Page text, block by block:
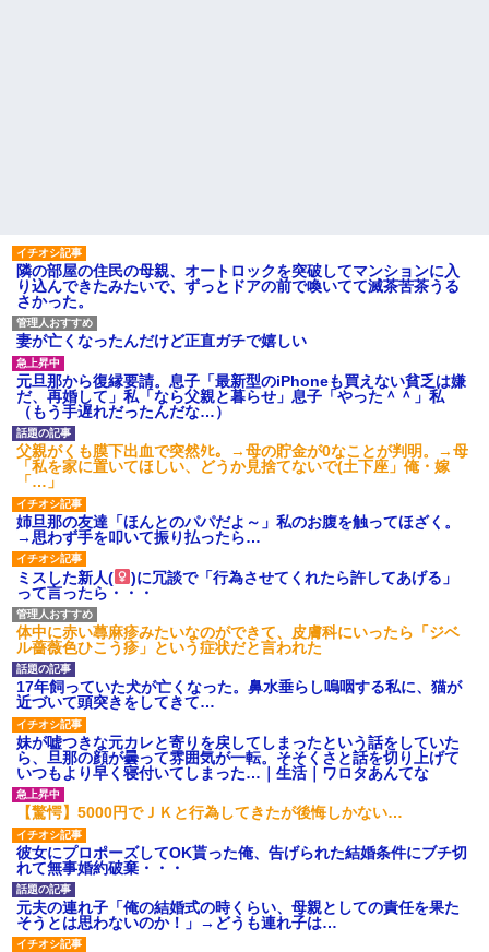
隣の部屋の住民の母親、オートロックを突破してマンションに入
り込んできたみたいで、ずっとドアの前で喚いてて滅茶苦茶うる
さかった。
妻が亡くなったんだけど正直ガチで嬉しい
元旦那から復縁要請。息子「最新型のiPhoneも買えない貧乏は嫌
だ、再婚して」私「なら父親と暮らせ」息子「やった＾＾」私
（もう手遅れだったんだな…）
父親がくも膜下出血で突然ﾀﾋ。→母の貯金が0なことが判明。→母
「私を家に置いてほしい、どうか見捨てないで(土下座」俺・嫁
「…」
姉旦那の友達「ほんとのパパだよ～」私のお腹を触ってほざく。
→思わず手を叩いて振り払ったら…
ミスした新人(
)に冗談で「行為させてくれたら許してあげる」
って言ったら・・・
体中に赤い蕁麻疹みたいなのができて、皮膚科にいったら「ジベ
ル薔薇色ひこう疹」という症状だと言われた
17年飼っていた犬が亡くなった。鼻水垂らし嗚咽する私に、猫が
近づいて頭突きをしてきて…
妹が嘘つきな元カレと寄りを戻してしまったという話をしていた
ら、旦那の顔が曇って雰囲気が一転。そそくさと話を切り上げて
いつもより早く寝付いてしまった…｜生活｜ワロタあんてな
【驚愕】5000円でＪＫと行為してきたが後悔しかない…
彼女にプロポーズしてOK貰った俺、告げられた結婚条件にブチ切
れて無事婚約破棄・・・
元夫の連れ子「俺の結婚式の時くらい、母親としての責任を果た
そうとは思わないのか！」→どうも連れ子は…